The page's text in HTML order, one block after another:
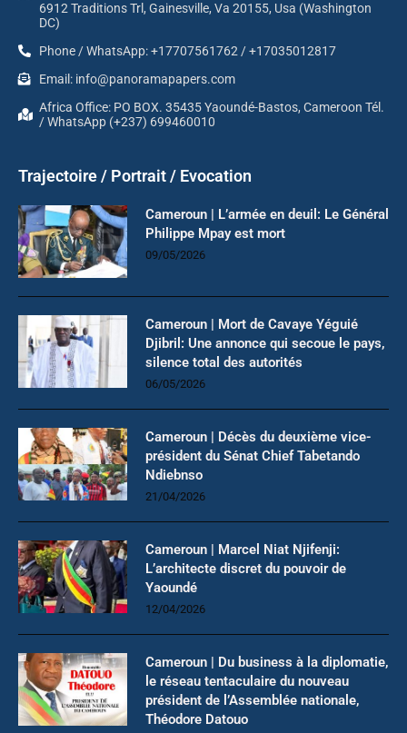
6912 Traditions Trl, Gainesville, Va 20155, Usa (Washington
DC)
Phone / WhatsApp: +17707561762 / +17035012817
Email: info@panoramapapers.com
Africa Office: PO BOX. 35435 Yaoundé-Bastos, Cameroon Tél.
/ WhatsApp (+237) 699460010
Trajectoire / Portrait / Evocation
Cameroun | L’armée en deuil: Le Général
Philippe Mpay est mort
09/05/2026
Cameroun | Mort de Cavaye Yéguié
Djibril: Une annonce qui secoue le pays,
silence total des autorités
06/05/2026
Cameroun | Décès du deuxième vice-
président du Sénat Chief Tabetando
Ndiebnso
21/04/2026
Cameroun | Marcel Niat Njifenji:
L’architecte discret du pouvoir de
Yaoundé
12/04/2026
Cameroun | Du business à la diplomatie,
le réseau tentaculaire du nouveau
président de l’Assemblée nationale,
Théodore Datouo